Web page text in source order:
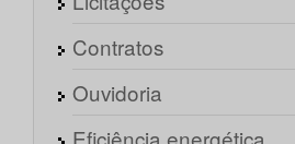
Contratos
Ouvidoria